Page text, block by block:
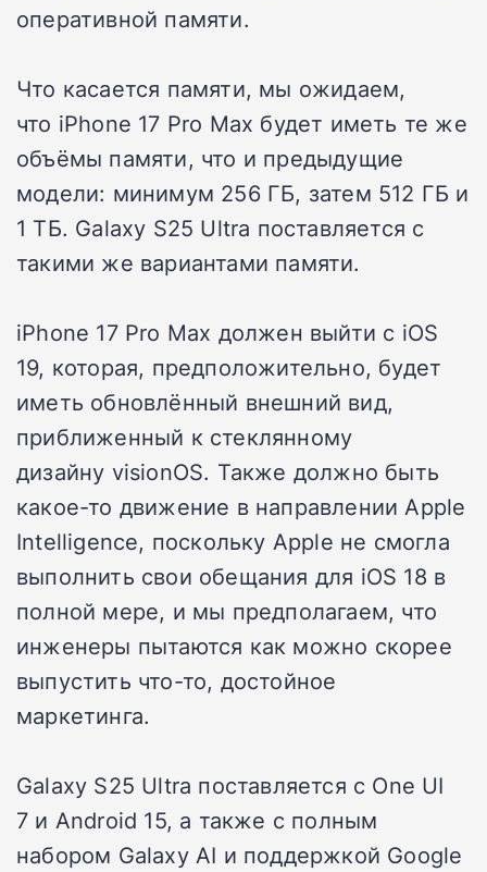
оперативной памяти.
Что касается памяти, мы ожидаем,
что iPhone 17 Pro Max будет иметь те же
объёмы памяти, что и предыдущие
модели: минимум 256 ГБ, затем 512 ГБ и
1 ТБ. Galaxy S25 Ultra поставляется с
такими же вариантами памяти.
iPhone 17 Pro Max должен выйти с iOS
19, которая, предположительно, будет
иметь обновлённый внешний вид,
приближенный к стеклянному
дизайну visionOS. Также должно быть
какое-то движение в направлении Apple
Intelligence, поскольку Apple не смогла
выполнить свои обещания для iOS 18 в
полной мере, и мы предполагаем, что
инженеры пытаются как можно скорее
выпустить что-то, достойное
маркетинга.
Galaxy S25 Ultra поставляется с One UI
7 и Android 15, а также с полным
набором Galaxy AI и поддержкой Google